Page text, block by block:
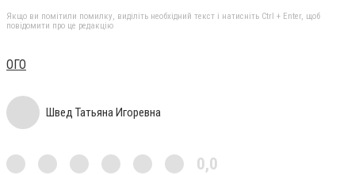
Якщо ви помітили помилку, виділіть необхідний текст і натисніть Ctrl + Enter, щоб
повідомити про це редакцію
ОГО
Швед Татьяна Игоревна
0,0